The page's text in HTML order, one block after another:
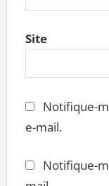
Site
Notifique-
e-mail.
Notifique-